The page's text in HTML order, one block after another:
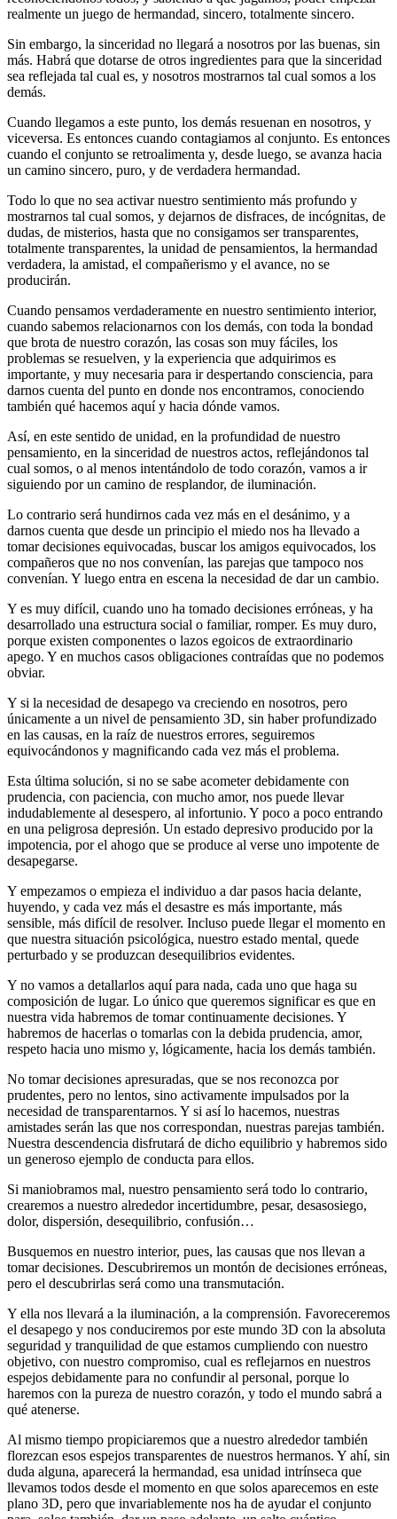
realmente un juego de hermandad, sincero, totalmente sincero.
Sin embargo, la sinceridad no llegará a nosotros por las buenas, sin
más. Habrá que dotarse de otros ingredientes para que la sinceridad
sea reflejada tal cual es, y nosotros mostrarnos tal cual somos a los
demás.
Cuando llegamos a este punto, los demás resuenan en nosotros, y
viceversa. Es entonces cuando contagiamos al conjunto. Es entonces
cuando el conjunto se retroalimenta y, desde luego, se avanza hacia
un camino sincero, puro, y de verdadera hermandad.
Todo lo que no sea activar nuestro sentimiento más profundo y
mostrarnos tal cual somos, y dejarnos de disfraces, de incógnitas, de
dudas, de misterios, hasta que no consigamos ser transparentes,
totalmente transparentes, la unidad de pensamientos, la hermandad
verdadera, la amistad, el compañerismo y el avance, no se
producirán.
Cuando pensamos verdaderamente en nuestro sentimiento interior,
cuando sabemos relacionarnos con los demás, con toda la bondad
que brota de nuestro corazón, las cosas son muy fáciles, los
problemas se resuelven, y la experiencia que adquirimos es
importante, y muy necesaria para ir despertando consciencia, para
darnos cuenta del punto en donde nos encontramos, conociendo
también qué hacemos aquí y hacia dónde vamos.
Así, en este sentido de unidad, en la profundidad de nuestro
pensamiento, en la sinceridad de nuestros actos, reflejándonos tal
cual somos, o al menos intentándolo de todo corazón, vamos a ir
siguiendo por un camino de resplandor, de iluminación.
Lo contrario será hundirnos cada vez más en el desánimo, y a
darnos cuenta que desde un principio el miedo nos ha llevado a
tomar decisiones equivocadas, buscar los amigos equivocados, los
compañeros que no nos convenían, las parejas que tampoco nos
convenían. Y luego entra en escena la necesidad de dar un cambio.
Y es muy difícil, cuando uno ha tomado decisiones erróneas, y ha
desarrollado una estructura social o familiar, romper. Es muy duro,
porque existen componentes o lazos egoicos de extraordinario
apego. Y en muchos casos obligaciones contraídas que no podemos
obviar.
Y si la necesidad de desapego va creciendo en nosotros, pero
únicamente a un nivel de pensamiento 3D, sin haber profundizado
en las causas, en la raíz de nuestros errores, seguiremos
equivocándonos y magnificando cada vez más el problema.
Esta última solución, si no se sabe acometer debidamente con
prudencia, con paciencia, con mucho amor, nos puede llevar
indudablemente al desespero, al infortunio. Y poco a poco entrando
en una peligrosa depresión. Un estado depresivo producido por la
impotencia, por el ahogo que se produce al verse uno impotente de
desapegarse.
Y empezamos o empieza el individuo a dar pasos hacia delante,
huyendo, y cada vez más el desastre es más importante, más
sensible, más difícil de resolver. Incluso puede llegar el momento en
que nuestra situación psicológica, nuestro estado mental, quede
perturbado y se produzcan desequilibrios evidentes.
Y no vamos a detallarlos aquí para nada, cada uno que haga su
composición de lugar. Lo único que queremos significar es que en
nuestra vida habremos de tomar continuamente decisiones. Y
habremos de hacerlas o tomarlas con la debida prudencia, amor,
respeto hacia uno mismo y, lógicamente, hacia los demás también.
No tomar decisiones apresuradas, que se nos reconozca por
prudentes, pero no lentos, sino activamente impulsados por la
necesidad de transparentarnos. Y si así lo hacemos, nuestras
amistades serán las que nos correspondan, nuestras parejas también.
Nuestra descendencia disfrutará de dicho equilibrio y habremos sido
un generoso ejemplo de conducta para ellos.
Si maniobramos mal, nuestro pensamiento será todo lo contrario,
crearemos a nuestro alrededor incertidumbre, pesar, desasosiego,
dolor, dispersión, desequilibrio, confusión…
Busquemos en nuestro interior, pues, las causas que nos llevan a
tomar decisiones. Descubriremos un montón de decisiones erróneas,
pero el descubrirlas será como una transmutación.
Y ella nos llevará a la iluminación, a la comprensión. Favoreceremos
el desapego y nos conduciremos por este mundo 3D con la absoluta
seguridad y tranquilidad de que estamos cumpliendo con nuestro
objetivo, con nuestro compromiso, cual es reflejarnos en nuestros
espejos debidamente para no confundir al personal, porque lo
haremos con la pureza de nuestro corazón, y todo el mundo sabrá a
qué atenerse.
Al mismo tiempo propiciaremos que a nuestro alrededor también
florezcan esos espejos transparentes de nuestros hermanos. Y ahí, sin
duda alguna, aparecerá la hermandad, esa unidad intrínseca que
llevamos todos desde el momento en que solos aparecemos en este
plano 3D, pero que invariablemente nos ha de ayudar el conjunto